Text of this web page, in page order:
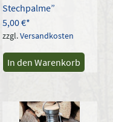
Stechpalme”
5,00€
zzgl.Versandkosten
In den Warenkorb